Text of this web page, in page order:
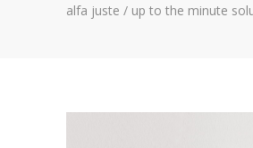
alfa juste / up to the minute